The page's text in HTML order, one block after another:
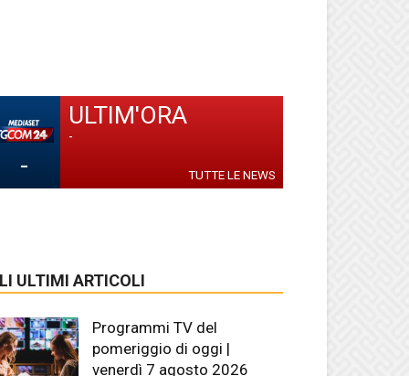
-
ULTIM'ORA
-
TUTTE LE NEWS
ULTIMI ARTICOLI
Programmi TV del
pomeriggio di oggi |
venerdì 7 agosto 2026